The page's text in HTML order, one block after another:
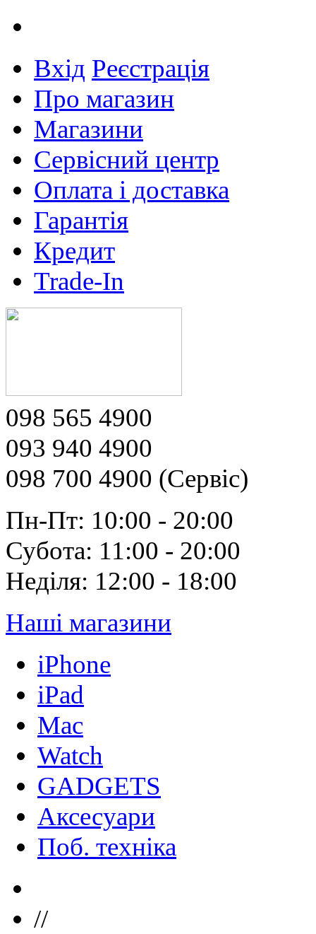
Вхід Реєстрація
Про магазин
Магазини
Сервісний центр
Оплата і доставка
Гарантія
Кредит
Trade-In
098 565 4900
093 940 4900
098 700 4900 (Сервіс)
Пн-Пт: 10:00 - 20:00
Субота: 11:00 - 20:00
Неділя: 12:00 - 18:00
Наші магазини
iPhone
iPad
Mac
Watch
GADGETS
Аксесуари
Поб. техніка
//